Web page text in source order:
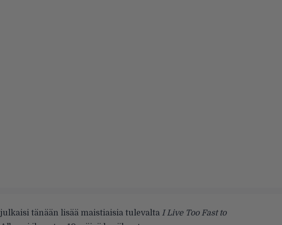
julkaisi tänään lisää maistiaisia tulevalta I Live Too Fast to